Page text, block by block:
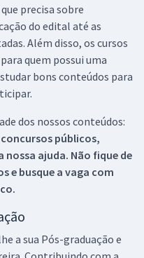
precisa sobre
do edital até as
Além disso, os cursos
quem possui uma
bons conteúdos para
dos nossos conteúdos:
concursos públicos,
nossa ajuda. Não fique de
e busque a vaga com
a sua Pós-graduação e